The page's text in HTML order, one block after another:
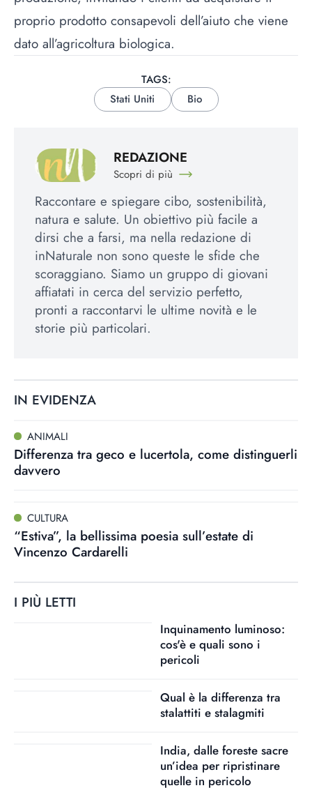
proprio prodotto consapevoli dell’aiuto che viene
dato all’agricoltura biologica.
TAGS:
Stati Uniti
Bio
REDAZIONE
Scopri di più
Raccontare e spiegare cibo, sostenibilità,
natura e salute. Un obiettivo più facile a
dirsi che a farsi, ma nella redazione di
inNaturale non sono queste le sfide che
scoraggiano. Siamo un gruppo di giovani
affiatati in cerca del servizio perfetto,
pronti a raccontarvi le ultime novità e le
storie più particolari.
IN EVIDENZA
ANIMALI
Differenza tra geco e lucertola, come distinguerli
davvero
CULTURA
“Estiva”, la bellissima poesia sull’estate di
Vincenzo Cardarelli
I PIÙ LETTI
Inquinamento luminoso:
cos'è e quali sono i
pericoli
Qual è la differenza tra
stalattiti e stalagmiti
India, dalle foreste sacre
un’idea per ripristinare
quelle in pericolo